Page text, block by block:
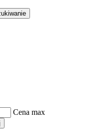
Cena max